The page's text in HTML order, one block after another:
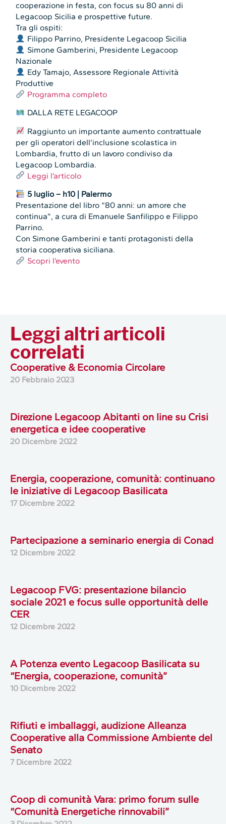
cooperazione in festa, con focus su 80 anni di
Legacoop Sicilia e prospettive future.
Tra gli ospiti:
Filippo Parrino, Presidente Legacoop Sicilia
Simone Gamberini, Presidente Legacoop
Nazionale
Edy Tamajo, Assessore Regionale Attività
Produttive
Programma completo
DALLA RETE LEGACOOP
Raggiunto un importante aumento contrattuale
per gli operatori dell’inclusione scolastica in
Lombardia, frutto di un lavoro condiviso da
Legacoop Lombardia.
Leggi l’articolo
5 luglio – h10 | Palermo
Presentazione del libro “80 anni: un amore che
continua”, a cura di Emanuele Sanfilippo e Filippo
Parrino.
Con Simone Gamberini e tanti protagonisti della
storia cooperativa siciliana.
Scopri l’evento
Leggi altri articoli
correlati
Cooperative & Economia Circolare
20 Febbraio 2023
Direzione Legacoop Abitanti on line su Crisi
energetica e idee cooperative
20 Dicembre 2022
Energia, cooperazione, comunità: continuano
le iniziative di Legacoop Basilicata
17 Dicembre 2022
Partecipazione a seminario energia di Conad
12 Dicembre 2022
Legacoop FVG: presentazione bilancio
sociale 2021 e focus sulle opportunità delle
CER
12 Dicembre 2022
A Potenza evento Legacoop Basilicata su
“Energia, cooperazione, comunità”
10 Dicembre 2022
Rifiuti e imballaggi, audizione Alleanza
Cooperative alla Commissione Ambiente del
Senato
7 Dicembre 2022
Coop di comunità Vara: primo forum sulle
“Comunità Energetiche rinnovabili”